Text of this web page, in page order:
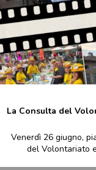
La Consulta del
Venerdì 26 giugno,
del Volontariato